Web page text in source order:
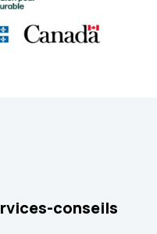
conseils